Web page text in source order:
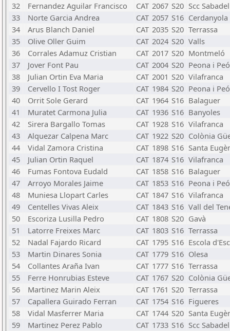
32
Fernandez Aguilar Francisco CAT 2067 S20 Scc
33
Norte Garcia Andrea CAT 2057 S16
34
Arus Blanch Daniel CAT 2035 S20 Terrassa
35
Olive Oller Guim CAT 2024 S20 Valls
36
Corrales Adamuz Cristian CAT 2017 S20 Montmeló
37
Jover Font Pau CAT 2004 S20 Peona i Peó
38
Julian Ortin Eva Maria CAT 2001 S20 Vilafranca
39
Cervello I Tost Roger CAT 1984 S20 Peona i Peó
40
Orrit Sole Gerard CAT 1964 S16 Balaguer
41
Muratet Carmona Julia CAT 1936 S16 Banyoles
42
Sirera Bargallo Tomas CAT 1928 S16 Vilafranca
43
Alquezar Calpena Marc CAT 1922 S20 Colònia
44
Vidal Zamora Cristina CAT 1898 S16 Santa
45
Julian Ortin Raquel CAT 1874 S16 Vilafranca
46
Fumas Fontova Eudald CAT 1858 S16 Balaguer
47
Arroyo Morales Jaime CAT 1853 S16 Peona i Peó
48
Muniesa Llopart Carles CAT 1847 S16 Vilafranca
49
Centelles Vivas Aleix CAT 1843 S16 Vall del
50
Escoriza Lusilla Pedro CAT 1808 S20 Gavà
51
Latorre Freixes Marc CAT 1803 S16 Terrassa
52
Nadal Fajardo Ricard CAT 1795 S16 Escola
53
Martin Dinares Sonia CAT 1779 S16 Olesa
54
Collantes Araña Ivan CAT 1777 S16 Terrassa
55
Ferre Honrubias Esteve CAT 1767 S20 Colònia
56
Martinez Marin Aleix CAT 1761 S20 Terrassa
57
Capallera Guirado Ferran CAT 1754 S16 Figueres
58
Vidal Masferrer Maria CAT 1744 S20 Santa
59
Martinez Perez Pablo CAT 1733 S16 Scc